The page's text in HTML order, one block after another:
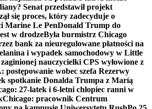
Senat przedstawił projekt
się proces, który zadecyduje o
Marine Le PenDonald Trump do
w drodzeByła burmistrz Chicago
bank za nieuregulowane płatności na
i wypadek samochodowy w Little
nauczycielki CPS wyłowione z
postępowanie wobec szefa Rezerwy
spotkanie Donalda Trumpa z Maríą
27-latek i 6-letni chłopiec ranni w
Chicago: pracownik Centrum